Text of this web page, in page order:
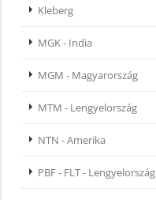
Kleberg
MGK - India
MGM - Magyarország
MTM - Lengyelország
NTN - Amerika
PBF - FLT - Lengyelország